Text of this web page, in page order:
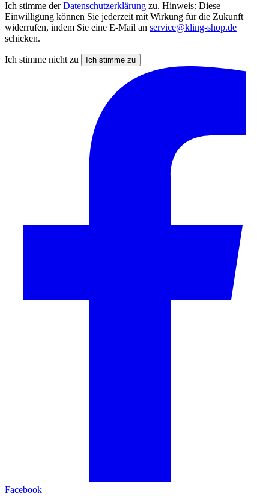
Ich stimme derDatenschutzerklärung zu. Hinweis: Diese
Einwilligung können Sie jederzeit mit Wirkung für die Zukunft
widerrufen, indem Sie eine E-Mail an service@kling-shop.de
schicken.
Ich stimme nicht zu Ich stimme zu
Facebook